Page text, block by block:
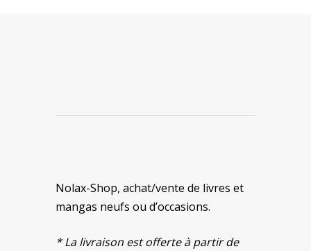
Nolax-Shop, achat/vente de livres et
mangas neufs ou d’occasions.
* La livraison est offerte à partir de